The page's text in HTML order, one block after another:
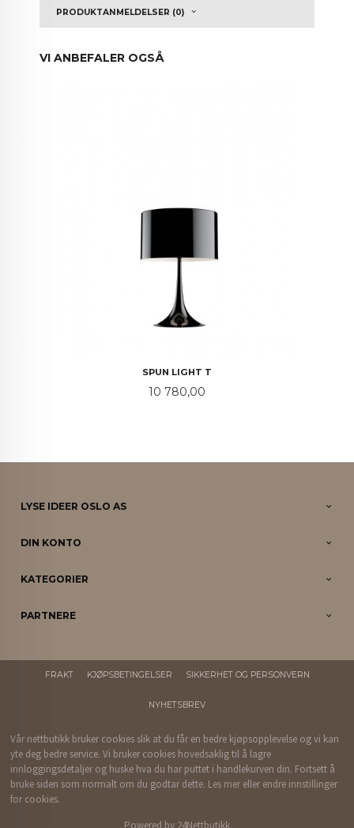
PRODUKTANMELDELSER (0)
VI ANBEFALER OGSÅ
SPUN LIGHT T
Pris
10 780,00
LYSE IDEER OSLO AS
DIN KONTO
KATEGORIER
PARTNERE
FRAKT KJØPSBETINGELSER SIKKERHET OG PERSONVERN
NYHETSBREV
Vår nettbutikk bruker cookies slik at du får en bedre kjøpsopplevelse og vi kan
yte deg bedre service. Vi bruker cookies hovedsaklig til å lagre
innloggingsdetaljer og huske hva du har puttet i handlekurven din. Fortsett å
bruke siden som normalt om du godtar dette. Les mer eller endre innstillinger
for cookies.
Powered by 24Nettbutikk